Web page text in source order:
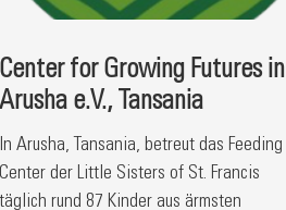
Center for Growing Futures in
Arusha e.V., Tansania
In Arusha, Tansania, betreut das Feeding
Center der Little Sisters of St. Francis
täglich rund 87 Kinder aus ärmsten